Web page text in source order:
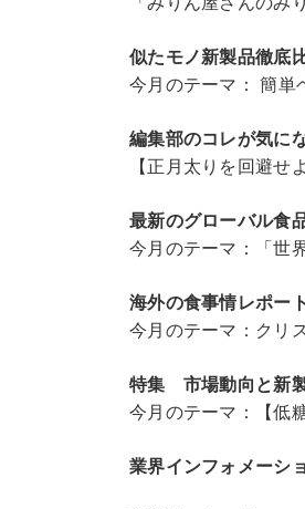
似たモノ新製品徹底
今月のテーマ： 簡単
編集部のコレが気に
【正月太りを回避せ
最新のグローバル食
今月のテーマ：「世
海外の食事情レポー
今月のテーマ：クリ
特集 市場動向と新
今月のテーマ：【低
業界インフォメーシ